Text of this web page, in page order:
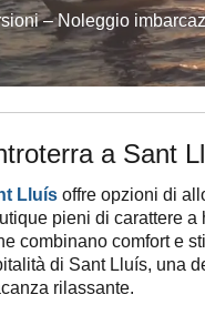
– Noleggio
a Sant
Lluís offre opzioni di
pieni di carattere a
combinano comfort e
di Sant Lluís, una
rilassante.